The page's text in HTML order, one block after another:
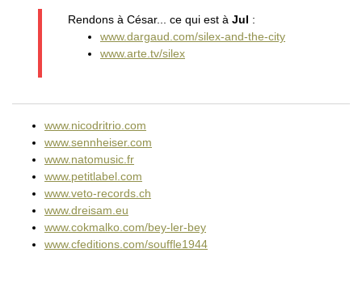
Rendons à César... ce qui est à Jul :
www.dargaud.com/silex-and-the-city
www.arte.tv/silex
www.nicodritrio.com
www.sennheiser.com
www.natomusic.fr
www.petitlabel.com
www.veto-records.ch
www.dreisam.eu
www.cokmalko.com/bey-ler-bey
www.cfeditions.com/souffle1944